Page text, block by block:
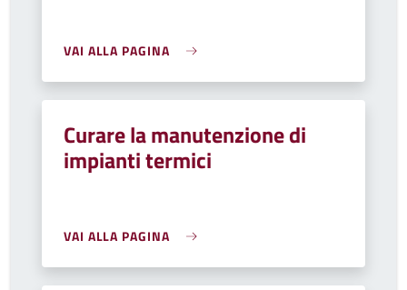
VAI ALLA PAGINA
Curare la manutenzione di
impianti termici
VAI ALLA PAGINA